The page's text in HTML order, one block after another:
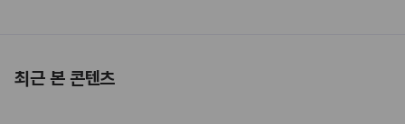
최근 본 콘텐츠